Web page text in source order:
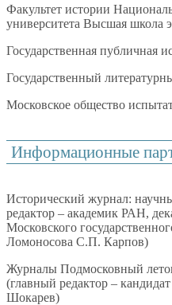
Факультет истории
университета Высшая школа
Государственная публичная
Государственный
Московское общество
Информационные
Исторический журнал:
редактор – академик РАН,
Московского
Ломоносова С.П. Карпов)
Журналы Подмосковный
(главный редактор –
Шокарев)